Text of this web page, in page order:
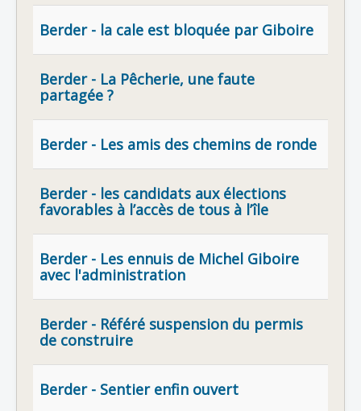
Berder - la cale est bloquée par Giboire
Berder - La Pêcherie, une faute
partagée ?
Berder - Les amis des chemins de ronde
Berder - les candidats aux élections
favorables à l’accès de tous à l’île
Berder - Les ennuis de Michel Giboire
avec l'administration
Berder - Référé suspension du permis
de construire
Berder - Sentier enfin ouvert